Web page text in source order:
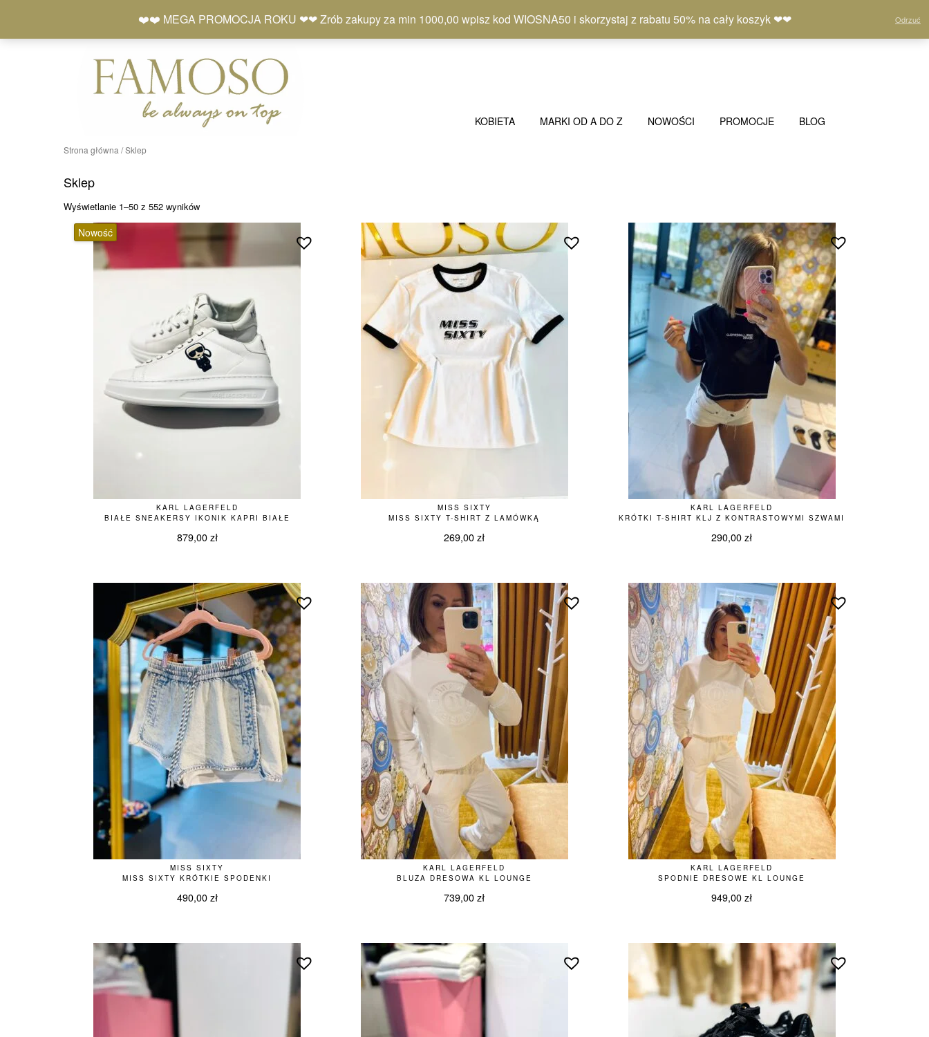
❤️❤️ MEGA PROMOCJA ROKU ❤❤ Zrób zakupy za min 1000,00 wpisz kod WIOSNA50 i skorzystaj z rabatu 50% na cały koszyk ❤❤ Odrzuć
content
Moje
+48 577 401 777
KOBIETA MARKI OD A DO Z NOWOŚCI PROMOCJE BLOG
Strona główna / Sklep
Sklep
Wyświetlanie 1–50 z 552 wynikówPosortowane
Nowość
KARL LAGERFELD
BIAŁE SNEAKERSY IKONIK KAPRI BIAŁE
879,00 zł
MISS SIXTY
MISS SIXTY T-SHIRT Z LAMÓWKĄ
269,00zł
KARL LAGERFELD
KRÓTKI T-SHIRT KLJ Z KONTRASTOWYMI SZWAMI
290,00zł
MISS SIXTY
MISS SIXTY KRÓTKIE SPODENKI
490,00 zł
KARL LAGERFELD
BLUZA DRESOWA KL LOUNGE
739,00zł
KARL LAGERFELD
SPODNIE DRESOWE KL LOUNGE
949,00zł